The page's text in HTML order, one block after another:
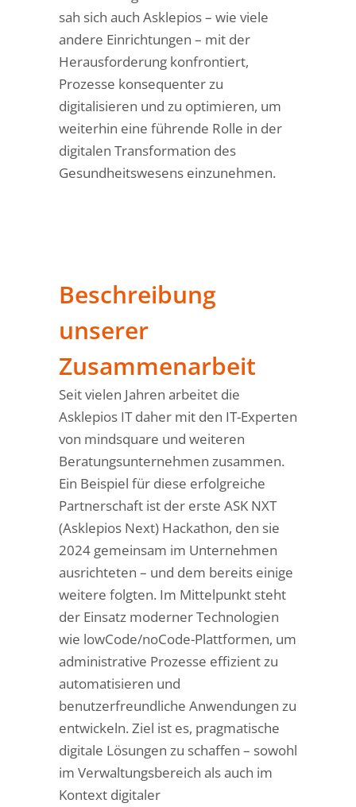
sah sich auch Asklepios – wie viele
andere Einrichtungen – mit der
Herausforderung konfrontiert,
Prozesse konsequenter zu
digitalisieren und zu optimieren, um
weiterhin eine führende Rolle in der
digitalen Transformation des
Gesundheitswesens einzunehmen.
Beschreibung
unserer
Zusammenarbeit
Seit vielen Jahren arbeitet die
Asklepios IT daher mit den IT-Experten
von mindsquare und weiteren
Beratungsunternehmen zusammen.
Ein Beispiel für diese erfolgreiche
Partnerschaft ist der erste ASK NXT
(Asklepios Next) Hackathon, den sie
2024 gemeinsam im Unternehmen
ausrichteten – und dem bereits einige
weitere folgten. Im Mittelpunkt steht
der Einsatz moderner Technologien
wie lowCode/noCode-Plattformen, um
administrative Prozesse effizient zu
automatisieren und
benutzerfreundliche Anwendungen zu
entwickeln. Ziel ist es, pragmatische
digitale Lösungen zu schaffen – sowohl
im Verwaltungsbereich als auch im
Kontext digitaler